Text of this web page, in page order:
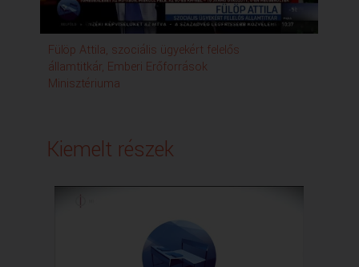
Fülöp Attila, szociális ügyekért felelős
államtitkár, Emberi Erőforrások
Minisztériuma
Kiemelt részek